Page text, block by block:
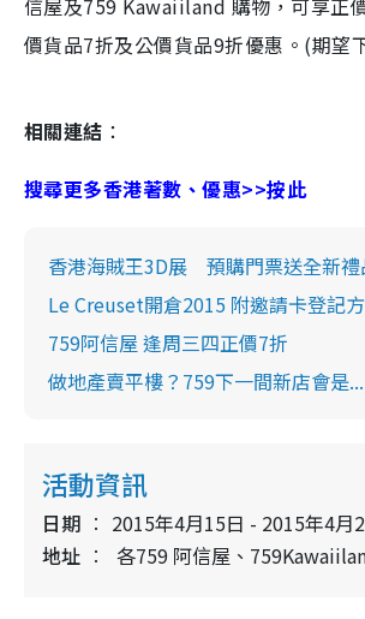
價貨品7折及公價貨品9折優惠。(期望
相關連結 ：
搜尋更多香港著數、優惠>>按此
香港海賊王3D展 預購門票送全新禮
Le Creuset開倉2015 附邀請卡登記
759阿信屋 逢周三四正價7折
做地產賣平樓？759下一間新店會是
活動資訊
日期
2015年4月15日 - 2015年4月
地址
各759 阿信屋、